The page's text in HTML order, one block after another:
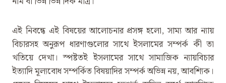
এই নিবন্ধে এই বিষয়ের আলোচনার প্রসঙ্গ হলো, সাম্য আর ন্যায়
বিচারসহ অনুরূপ ধারণাগুলোর সাথে ইসলামের সম্পর্ক কী তা
খতিয়ে দেখা। স্পষ্টতই ইসলামের সাথে সামাজিক ন্যায়বিচার
ইত্যাদি মূল্যবোধ সম্পর্কিত বিষয়াদির সম্পর্ক অভিন্ন নয়, আবশ্যিক।